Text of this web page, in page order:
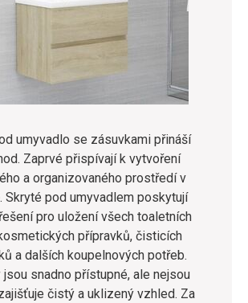
umyvadlo se zásuvkami přináší
Zaprvé přispívají k vytvoření
a organizovaného prostředí v
Skryté pod umyvadlem poskytují
pro uložení všech toaletních
přípravků, čisticích
a dalších koupelnových potřeb.
jsou snadno přístupné, ale nejsou
čistý a uklizený vzhled. Za